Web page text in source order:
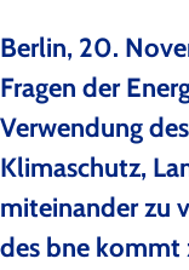
Berlin, 20.
Fragen der
Verwendung
Klimaschutz,
miteinander zu
des bne kommt